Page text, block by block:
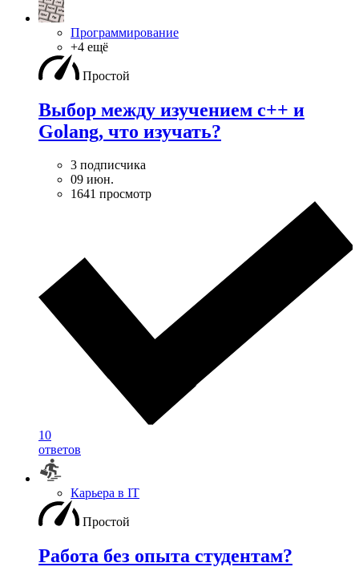
Программирование
+4 ещё
Простой
Выбор между изучением c++ и
Golang, что изучать?
3 подписчика
09 июн.
1641 просмотр
10
ответов
Карьера в IT
Простой
Работа без опыта студентам?